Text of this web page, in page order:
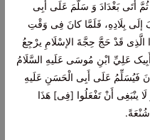
أَتَی بَغْدَادَ وَ سَلَّمَ عَلَی أَبِی
بِلَادِهِ، فَلَمَّا کانَ فِی وَقْتِ
الَّذِی قَدْ حَجَّ حِجَّةَ الإسْلَامِ یرْجِعُ
عَلِيِّ ابْنِ مُوسَی عَلَیهِ السَّلَامُ
فَيُسَلِّمُ عَلَی أَبِی الْحَسَنِ عَلَیهِ
ینْبَغِی أَنْ تَفْعَلُوا [فِی] هَذَا
شُنْعَةً.